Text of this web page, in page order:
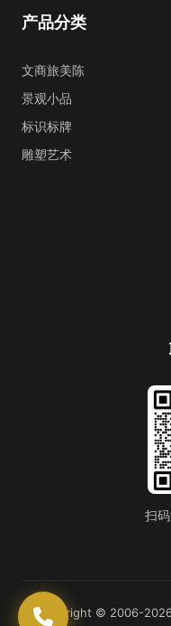
产品分类
文商旅美陈
景观小品
标识标牌
雕塑艺术
扫
Copyright © 2006-2026